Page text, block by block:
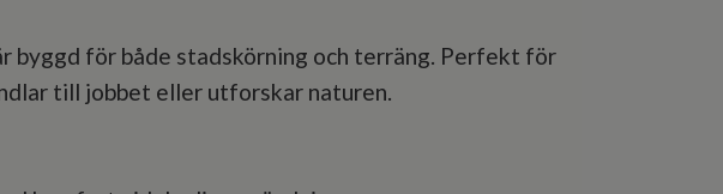
byggd för både stadskörning och terräng. Perfekt för
till jobbet eller utforskar naturen.